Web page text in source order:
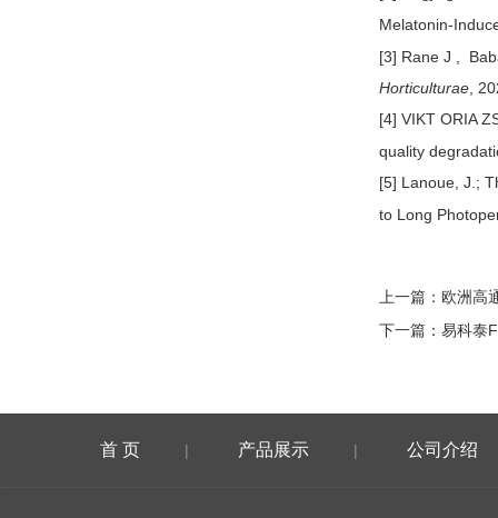
Melatonin-
[3] Rane J ,
Horticulturae,
[4] VIKT ORIA
quality
[5] Lanoue, J.;
to Long
上一篇： 欧洲高
下一篇： 易科泰
首 页 | 产品展示 | 公司介绍